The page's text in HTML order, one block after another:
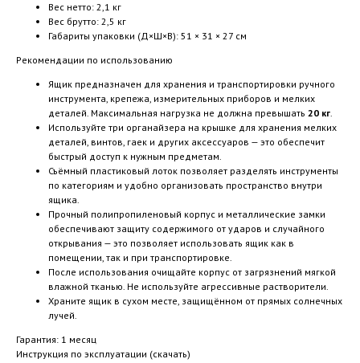
Вес нетто: 2,1 кг
Вес брутто: 2,5 кг
Габариты упаковки (Д×Ш×В): 51 × 31 × 27 см
Рекомендации по использованию
Ящик предназначен для хранения и транспортировки ручного
инструмента, крепежа, измерительных приборов и мелких
деталей. Максимальная нагрузка не должна превышать 20 кг.
Используйте три органайзера на крышке для хранения мелких
деталей, винтов, гаек и других аксессуаров — это обеспечит
быстрый доступ к нужным предметам.
Съёмный пластиковый лоток позволяет разделять инструменты
по категориям и удобно организовать пространство внутри
ящика.
Прочный полипропиленовый корпус и металлические замки
обеспечивают защиту содержимого от ударов и случайного
открывания — это позволяет использовать ящик как в
помещении, так и при транспортировке.
После использования очищайте корпус от загрязнений мягкой
влажной тканью. Не используйте агрессивные растворители.
Храните ящик в сухом месте, защищённом от прямых солнечных
лучей.
Гарантия: 1 месяц
Инструкция по эксплуатации (скачать)